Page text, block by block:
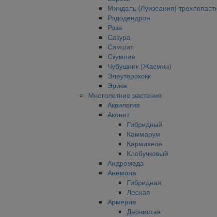
Миндаль (Луизеания)
Рододендрон
Роза
Сакура
Самшит
Скумпия
Чубушник (Жасмин)
Элеутерококк
Эрика
Многолетние растения
Аквилегия
Аконит
Гибридный
Каммарум
Кармихеля
Клобучковый
Андромеда
Анемона
Гибридная
Лесная
Армерия
Дернистая